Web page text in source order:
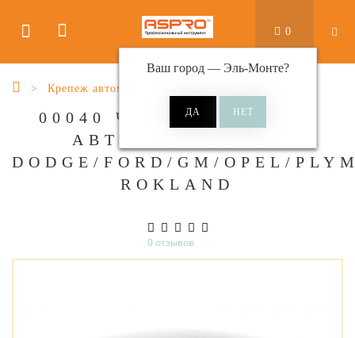
Ваш город — Эль-Монте?
0
Крепеж автомобильный
00040 ЧЕРНАЯ КЛИПСА
АВТОМОБИЛЬНАЯ
DODGE/FORD/GM/OPEL/
ROKLAND
0 отзывов